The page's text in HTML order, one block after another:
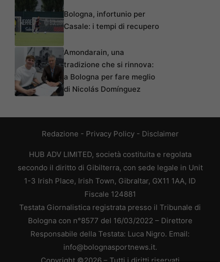
Bologna, infortunio per
Casale: i tempi di recupero
Amondarain, una
tradizione che si rinnova:
a Bologna per fare meglio
di Nicolás Domínguez
Redazione - Privacy Policy- Disclaimer
HUB ADV LIMITED, società costituita e regolata
secondo il diritto di Gibilterra, con sede legale in Unit
1-3 Irish Place, Irish Town, Gibraltar, GX11 1AA, ID
Fiscale 124881
Testata Giornalistica registrata presso il Tribunale di
Bologna con n°8577 del 16/03/2022 – Direttore
Responsabile della Testata: Luca Nigro. Email:
info@bolognasportnews.it.